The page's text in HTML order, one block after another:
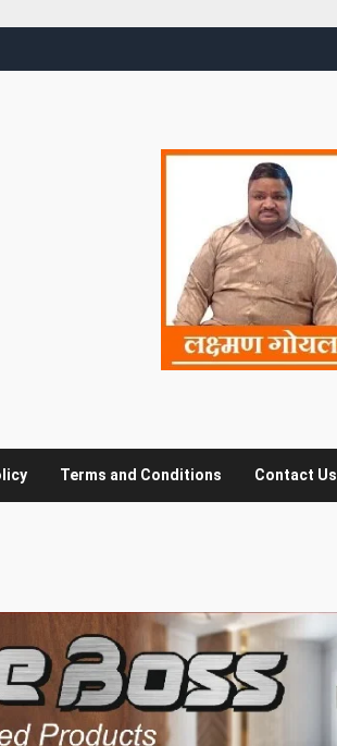
Terms and Conditions Contact Us